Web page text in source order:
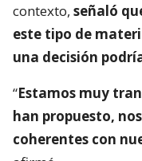
contexto, señaló
este tipo de
una decisión
“Estamos muy
han propuesto,
coherentes con